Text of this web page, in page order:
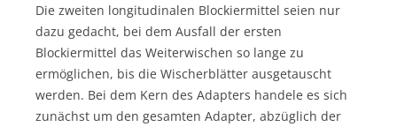
Die zweiten longitudinalen Blockiermittel seien nur
dazu gedacht, bei dem Ausfall der ersten
Blockiermittel das Weiterwischen so lange zu
ermöglichen, bis die Wischerblätter ausgetauscht
werden. Bei dem Kern des Adapters handele es sich
zunächst um den gesamten Adapter, abzüglich der